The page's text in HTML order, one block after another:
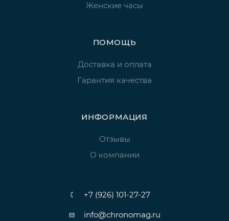
Женские часы
ПОМОЩЬ
Доставка и оплата
Гарантия качества
ИНФОРМАЦИЯ
Отзывы
О компании
+7 (926) 101-27-27
info@chronomag.ru